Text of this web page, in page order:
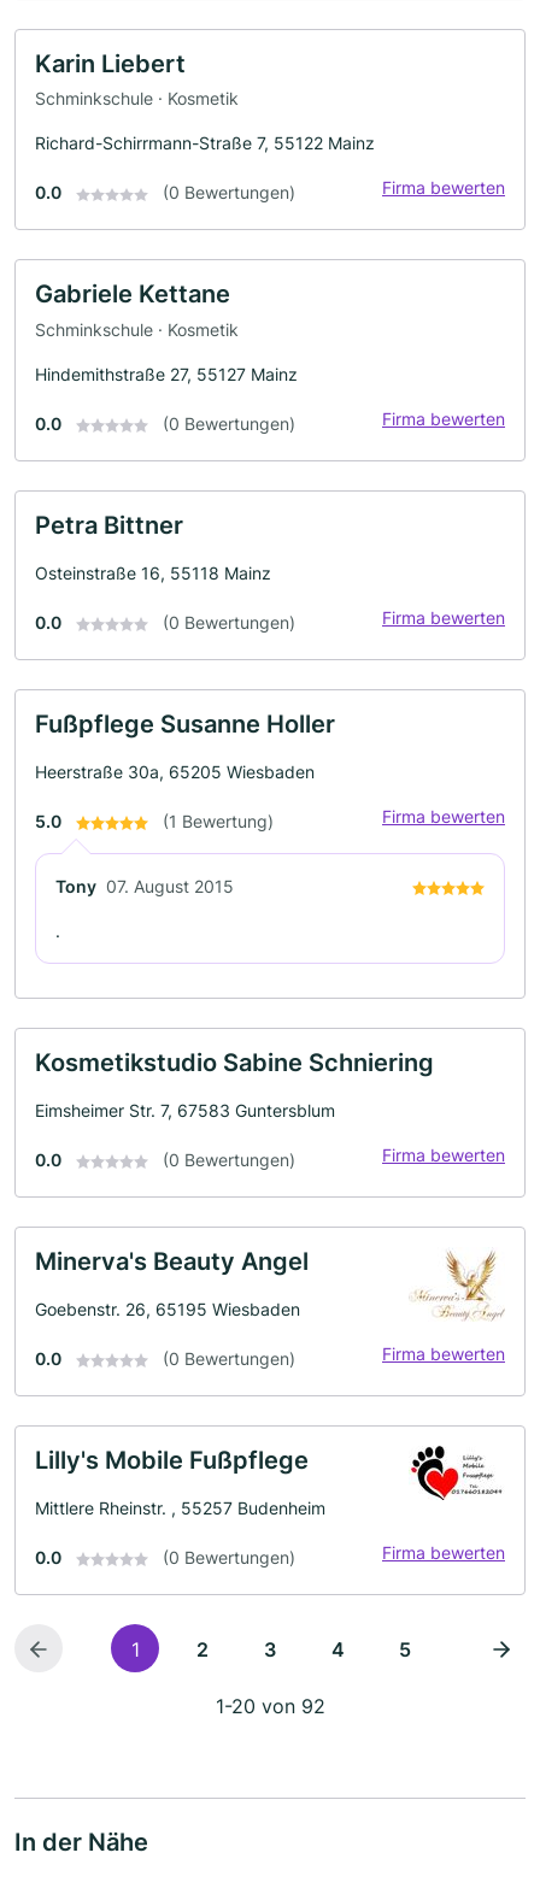
Karin Liebert
Schminkschule · Kosmetik
Richard-Schirrmann-Straße 7, 55122 Mainz
0.0 (0 Bewertungen) Firma bewerten
Gabriele Kettane
Schminkschule · Kosmetik
Hindemithstraße 27, 55127 Mainz
0.0 (0 Bewertungen) Firma bewerten
Petra Bittner
Osteinstraße 16, 55118 Mainz
0.0 (0 Bewertungen) Firma bewerten
Fußpflege Susanne Holler
Heerstraße 30a, 65205 Wiesbaden
5.0 (1 Bewertung) Firma bewerten
Tony 07. August 2015
.
Kosmetikstudio Sabine Schniering
Eimsheimer Str. 7, 67583 Guntersblum
0.0 (0 Bewertungen) Firma bewerten
Minerva's Beauty Angel
Goebenstr. 26, 65195 Wiesbaden
0.0 (0 Bewertungen) Firma bewerten
Lilly's Mobile Fußpflege
Mittlere Rheinstr. , 55257 Budenheim
0.0 (0 Bewertungen) Firma bewerten
1 2 3 4 5
1-20 von 92
In der Nähe